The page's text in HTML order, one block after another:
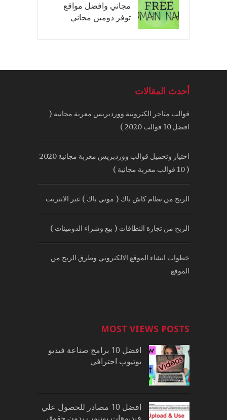
مجاني وافضل مواقع
توفر دومين مجاني
أحدث المقالات
قوالب متاجر الكترونية ووردبريس معربة مجانية (
افضل 10 قوالب 2020 )
اختيار وتحميل قوالب ووردبريس معربة مجانية 2020
( 10 قوالب معربة مجانية )
الربح من نظام كاش باك ( موني باك ) عبر الانترنت
الربح من تجارة النطاقات ( بيع وشراء الدومينات )
خطوات انشاء الموقع الالكتروني وطرق الربح من
الموقع
MOST VIEWS POSTS
افضل 10 برامج صناعة فيديو
يوتيوب احترافي
افضل 10 مصادر للحصول علي